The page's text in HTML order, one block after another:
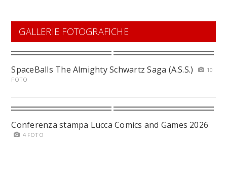
GALLERIE FOTOGRAFICHE
SpaceBalls The Almighty Schwartz Saga (A.S.S.)
10
FOTO
Conferenza stampa Lucca Comics and Games 2026
4 FOTO